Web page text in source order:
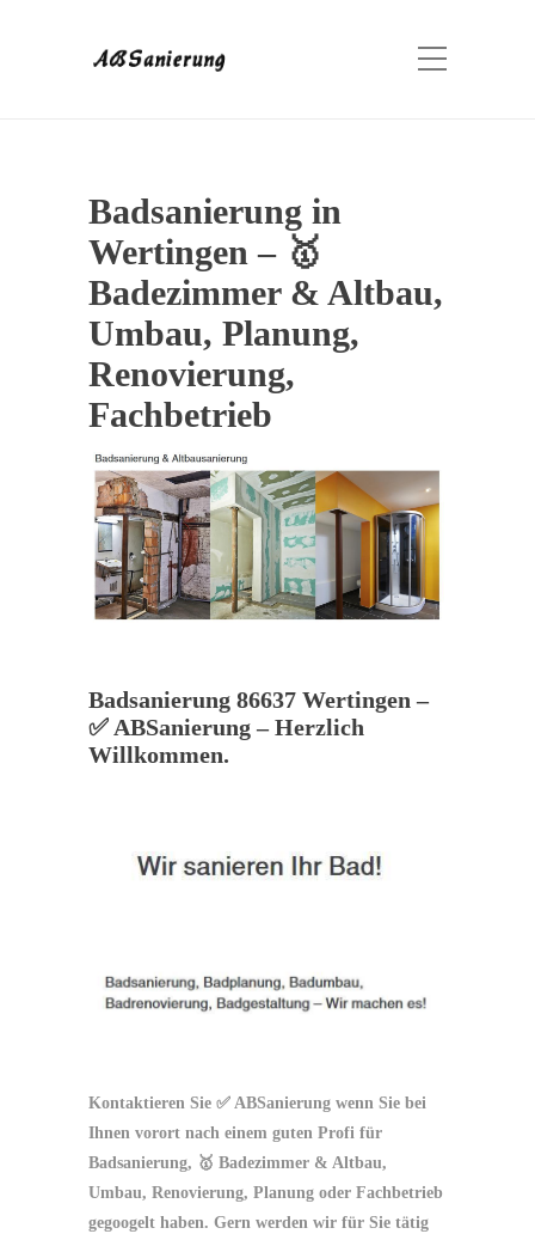
Badsanierung in
Wertingen – 🥇
Badezimmer & Altbau,
Umbau, Planung,
Renovierung,
Fachbetrieb
Badsanierung 86637 Wertingen –
✅ ABSanierung – Herzlich
Willkommen.
Kontaktieren Sie ✅ ABSanierung wenn Sie bei
Ihnen vorort nach einem guten Profi für
Badsanierung, 🥇 Badezimmer & Altbau,
Umbau, Renovierung, Planung oder Fachbetrieb
gegoogelt haben. Gern werden wir für Sie tätig